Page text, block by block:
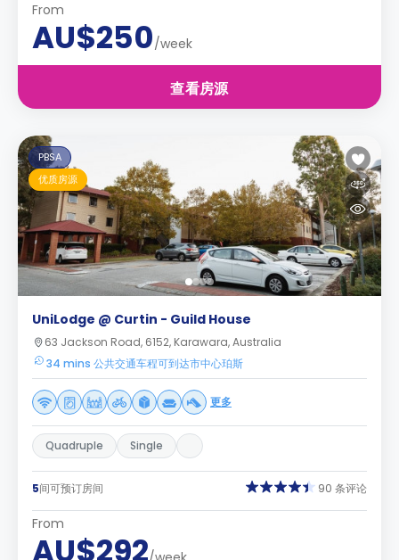
From
AU$250/week
查看房源
PBSA
优质房源
UniLodge @ Curtin - Guild House
63 Jackson Road, 6152, Karawara, Australia
34 mins 公共交通车程可到达市中心珀斯
更多
Quadruple Single
5间可预订房间 90 条评论
From
AU$292